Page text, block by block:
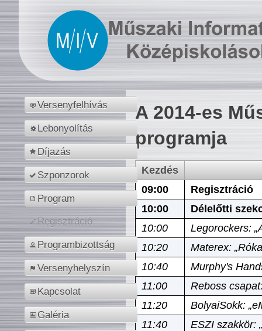
Versenyfelhívás
Lebonyolítás
Díjazás
Szponzorok
Program
Regisztráció
Programbizottság
Versenyhelyszín
Kapcsolat
Galéria
A 2014-es
programja
Kezdés
09:00
Regisztráció
10:00
Délelőtti
10:00
Legorockers:
10:20
Materex:
10:40
Murphy's
11:00
Reboss
11:20
BolyaiSokk:
11:40
ESZI szakkör: